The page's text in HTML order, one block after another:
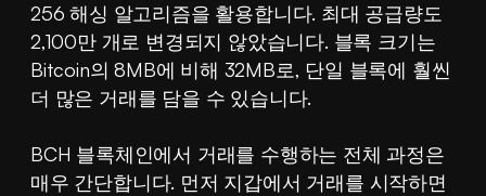
256 해싱 알고리즘을 활용합니다. 최대 공급량도
2,100만 개로 변경되지 않았습니다. 블록 크기는
Bitcoin의 8MB에 비해 32MB로, 단일 블록에 훨씬
더 많은 거래를 담을 수 있습니다.
BCH 블록체인에서 거래를 수행하는 전체 과정은
매우 간단합니다. 먼저 지갑에서 거래를 시작하면